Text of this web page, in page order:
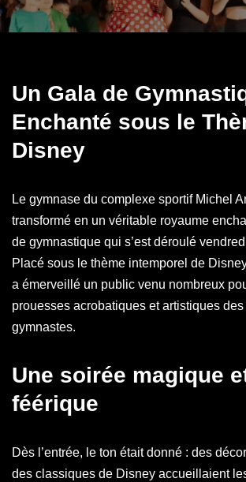
Un Gala de
Enchanté sous le
Disney
Le gymnase du complexe sportif Michel
transformé en un véritable royaume
de gymnastique qui s’est déroulé
Placé sous le thème intemporel de
a émerveillé un public venu nombreux
prouesses acrobatiques et artistiques
gymnastes.
Une soirée magique
féérique
Dès l’entrée, le ton était donné : des
des classiques de Disney accueillaient